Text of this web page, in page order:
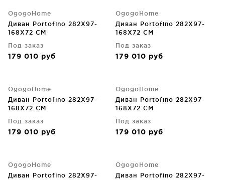
OgogoHome
Диван Portofino 282X97-
168X72 CM
Под заказ
179 010 руб
OgogoHome
Диван Portofino 282X97-
168X72 CM
Под заказ
179 010 руб
OgogoHome
Диван Portofino 282X97-
168X72 CM
Под заказ
179 010 руб
OgogoHome
Диван Portofino 282X97-
168X72 CM
Под заказ
179 010 руб
OgogoHome
Диван Portofino 282X97-
OgogoHome
Диван Portofino 282X97-